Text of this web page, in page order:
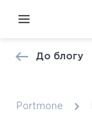
До блогу
Portmone